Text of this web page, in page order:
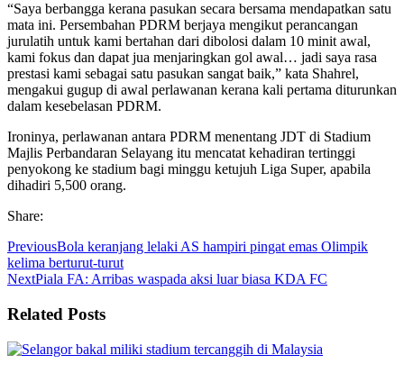
“Saya berbangga kerana pasukan secara bersama mendapatkan satu
mata ini. Persembahan PDRM berjaya mengikut perancangan
jurulatih untuk kami bertahan dari dibolosi dalam 10 minit awal,
kami fokus dan dapat jua menjaringkan gol awal… jadi saya rasa
prestasi kami sebagai satu pasukan sangat baik,” kata Shahrel,
mengakui gugup di awal perlawanan kerana kali pertama diturunkan
dalam kesebelasan PDRM.
Ironinya, perlawanan antara PDRM menentang JDT di Stadium
Majlis Perbandaran Selayang itu mencatat kehadiran tertinggi
penyokong ke stadium bagi minggu ketujuh Liga Super, apabila
dihadiri 5,500 orang.
Share:
PreviousBola keranjang lelaki AS hampiri pingat emas Olimpik
kelima berturut-turut
NextPiala FA: Arribas waspada aksi luar biasa KDA FC
Related Posts